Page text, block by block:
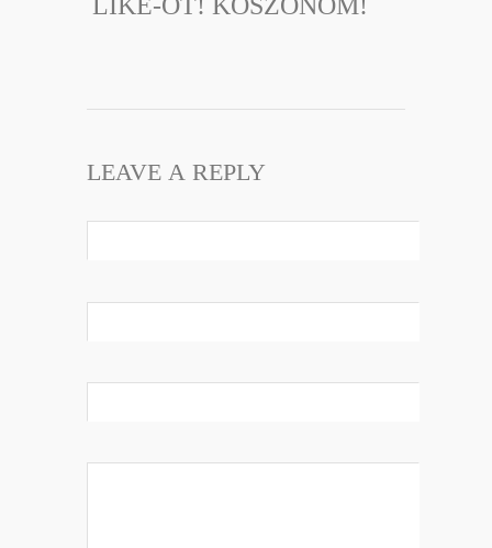
LEAVE A REPLY